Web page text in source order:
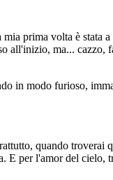
prima volta è stata
all'inizio, ma...
in modo furioso,
quando troverai
E per l'amor del cielo,